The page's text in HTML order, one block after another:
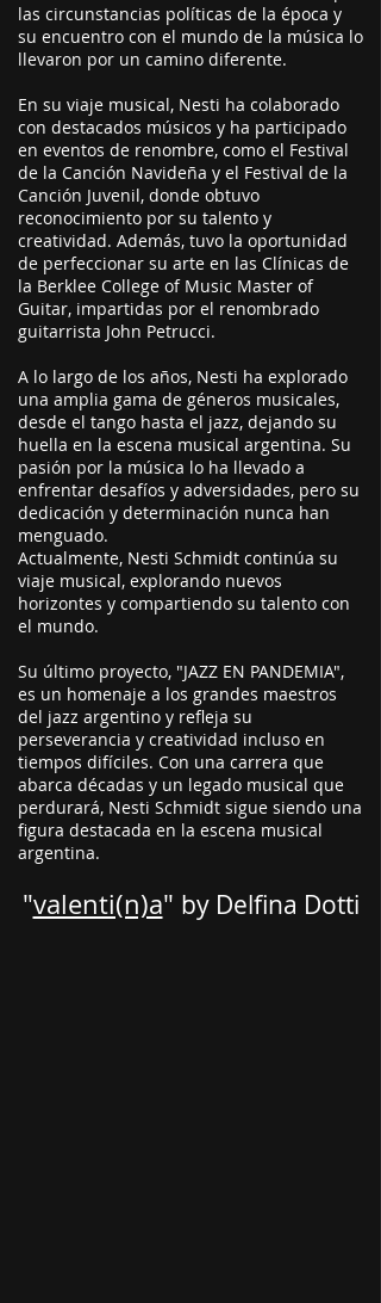
las circunstancias políticas de la época y
su encuentro con el mundo de la música lo
llevaron por un camino diferente.
En su viaje musical, Nesti ha colaborado
con destacados músicos y ha participado
en eventos de renombre, como el Festival
de la Canción Navideña y el Festival de la
Canción Juvenil, donde obtuvo
reconocimiento por su talento y
creatividad. Además, tuvo la oportunidad
de perfeccionar su arte en las Clínicas de
la Berklee College of Music Master of
Guitar, impartidas por el renombrado
guitarrista John Petrucci.
A lo largo de los años, Nesti ha explorado
una amplia gama de géneros musicales,
desde el tango hasta el jazz, dejando su
huella en la escena musical argentina. Su
pasión por la música lo ha llevado a
enfrentar desafíos y adversidades, pero su
dedicación y determinación nunca han
menguado.
Actualmente, Nesti Schmidt continúa su
viaje musical, explorando nuevos
horizontes y compartiendo su talento con
el mundo.
Su último proyecto, "JAZZ EN PANDEMIA",
es un homenaje a los grandes maestros
del jazz argentino y refleja su
perseverancia y creatividad incluso en
tiempos difíciles. Con una carrera que
abarca décadas y un legado musical que
perdurará, Nesti Schmidt sigue siendo una
figura destacada en la escena musical
argentina.
"valenti(n)a" by Delfina Dotti